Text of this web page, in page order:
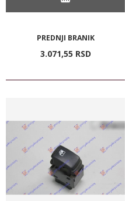
PREDNJI BRANIK
3.071,55 RSD